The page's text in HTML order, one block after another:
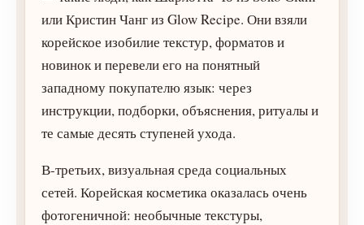
или Кристин Чанг из Glow Recipe. Они взяли
корейское изобилие текстур, форматов и
новинок и перевели его на понятный
западному покупателю язык: через
инструкции, подборки, объяснения, ритуалы и
те самые десять ступеней ухода.
В-третьих, визуальная среда социальных
сетей. Корейская косметика оказалась очень
фотогеничной: необычные текстуры,